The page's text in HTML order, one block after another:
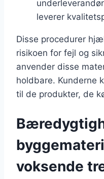
leverer
Disse procedurer
risikoen for fejl og
anvender disse
holdbare. Kunderne
til de produkter, de
voksende